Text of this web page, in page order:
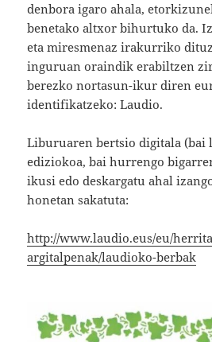
denbora igaro ahala,
benetako altxor bihurtuko da.
eta miresmenaz irakurriko
inguruan oraindik erabiltzen
berezko nortasun-ikur diren
identifikatzeko: Laudio.
Liburuaren bertsio digitala (bai
ediziokoa, bai hurrengo
ikusi edo deskargatu ahal
honetan sakatuta:
http://www.laudio.eus/eu/
argitalpenak/laudioko-berbak